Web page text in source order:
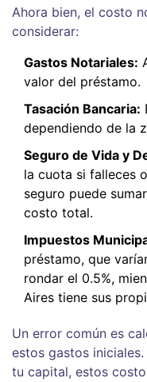
Ahora bien, el costo
considerar:
Gastos Notariales:
valor del préstamo.
Tasación Bancaria:
dependiendo de la
Seguro de Vida y
la cuota si falleces
seguro puede
costo total.
Impuestos
préstamo, que
rondar el 0.5%,
Aires tiene sus
Un error común es
estos gastos
tu capital, estos